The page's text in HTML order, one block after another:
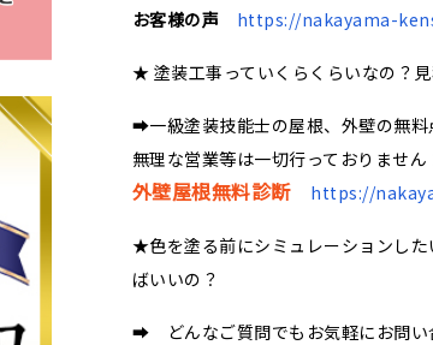
お客様の声
https://nakayama-
★ 塗装工事っていくらくらいなの？
➡一級塗装技能士の屋根、外壁の無料
無理な営業等は一切行っておりません
外壁屋根無料診断 https://
★色を塗る前にシミュレーションし
ばいいの？
➡ どんなご質問でもお気軽にお問い